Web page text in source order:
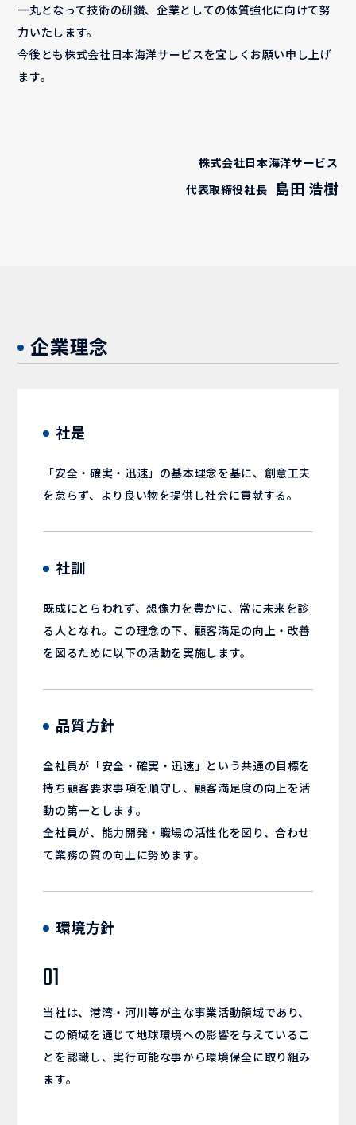
一丸となって技術の研鑚、企業としての体質強化に向けて努
力いたします。
今後とも株式会社日本海洋サービスを宜しくお願い申し上げ
ます。
株式会社日本海洋サービス
代表取締役社長 島田 浩樹
企業理念
社是
「安全・確実・迅速」の基本理念を基に、創意工夫
を怠らず、より良い物を提供し社会に貢献する。
社訓
既成にとらわれず、想像力を豊かに、常に未来を診
る人となれ。この理念の下、顧客満足の向上・改善
を図るために以下の活動を実施します。
品質方針
全社員が「安全・確実・迅速」という共通の目標を
持ち顧客要求事項を順守し、顧客満足度の向上を活
動の第一とします。
全社員が、能力開発・職場の活性化を図り、合わせ
て業務の質の向上に努めます。
環境方針
01
当社は、港湾・河川等が主な事業活動領域であり、
この領域を通じて地球環境への影響を与えているこ
とを認識し、実行可能な事から環境保全に取り組み
ます。